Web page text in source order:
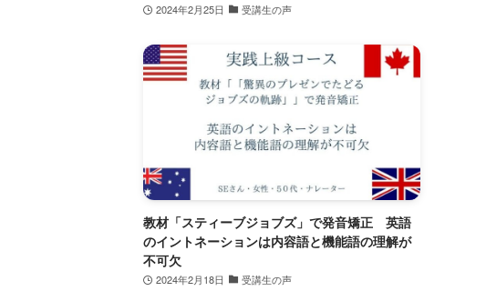
2024年2月25日 受講生の声
教材「スティーブジョブズ」で発音矯正 英語
のイントネーションは内容語と機能語の理解が
不可欠
2024年2月18日 受講生の声